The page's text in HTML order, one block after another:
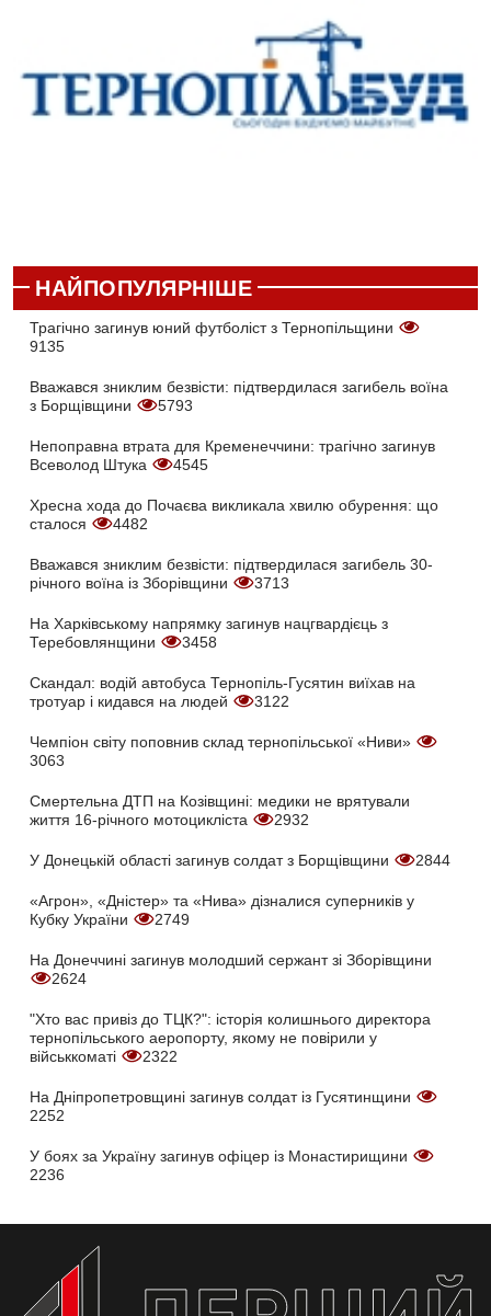
НАЙПОПУЛЯРНІШЕ
Трагічно загинув юний футболіст з Тернопільщини
9135
Вважався зниклим безвісти: підтвердилася загибель воїна
з Борщівщини
5793
Непоправна втрата для Кременеччини: трагічно загинув
Всеволод Штука
4545
Хресна хода до Почаєва викликала хвилю обурення: що
сталося
4482
Вважався зниклим безвісти: підтвердилася загибель 30-
річного воїна із Зборівщини
3713
На Харківському напрямку загинув нацгвардієць з
Теребовлянщини
3458
Скандал: водій автобуса Тернопіль-Гусятин виїхав на
тротуар і кидався на людей
3122
Чемпіон світу поповнив склад тернопільської «Ниви»
3063
Смертельна ДТП на Козівщині: медики не врятували
життя 16-річного мотоцикліста
2932
У Донецькій області загинув солдат з Борщівщини 2844
«Агрон», «Дністер» та «Нива» дізналися суперників у
Кубку України
2749
На Донеччині загинув молодший сержант зі Зборівщини
2624
"Хто вас привіз до ТЦК?": історія колишнього директора
тернопільського аеропорту, якому не повірили у
військкоматі
2322
На Дніпропетровщині загинув солдат із Гусятинщини
2252
У боях за Україну загинув офіцер із Монастирищини
2236